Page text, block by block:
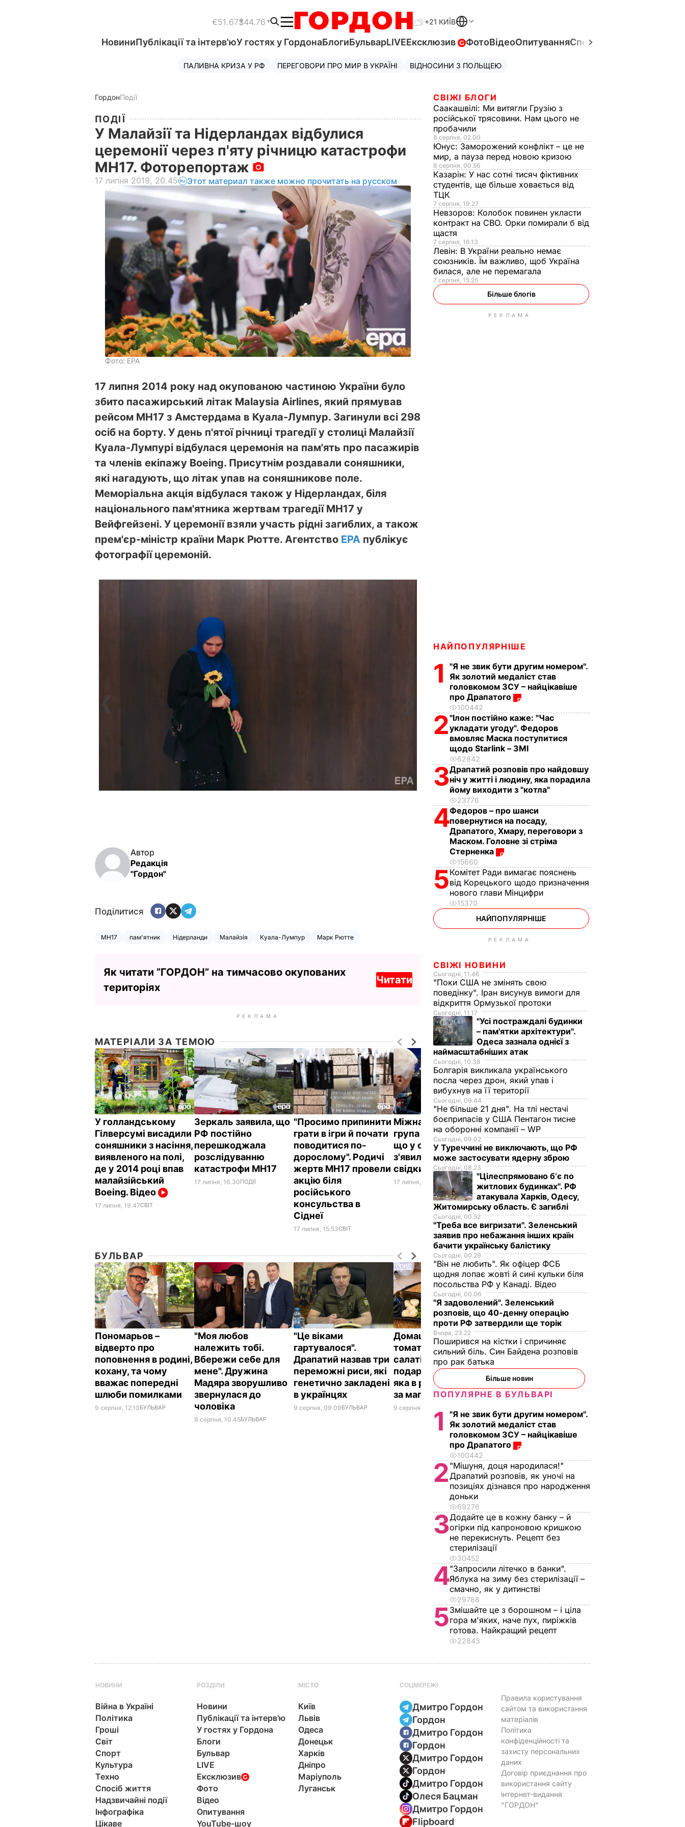
€51.67$44.76 +21 КИЇВ
НовиниПублікації та інтерв'юУ гостях у ГордонаБлогиБульварLIVEЕксклюзив ФотоВідеоОпитуванняСпецпроєкти
ПАЛИВНА КРИЗА У РФ ПЕРЕГОВОРИ ПРО МИР В УКРАЇНІ ВІДНОСИНИ З ПОЛЬЩЕЮ
ГордонПодії
ПОДІЇ
У Малайзії та Нідерландах відбулися
церемонії через п'яту річницю катастрофи
MH17. Фоторепортаж
17 липня 2019, 20.45 Этот материал также можно прочитать на русском
Фото: ЕРА
17 липня 2014 року над окупованою частиною України було
збито пасажирський літак Malaysia Airlines, який прямував
рейсом MH17 з Амстердама в Куала-Лумпур. Загинули всі 298
осіб на борту. У день п'ятої річниці трагедії у столиці Малайзії
Куала-Лумпурі відбулася церемонія на пам'ять про пасажирів
та членів екіпажу Boeing. Присутнім роздавали соняшники,
які нагадують, що літак упав на соняшникове поле.
Меморіальна акція відбулася також у Нідерландах, біля
національного пам'ятника жертвам трагедії MH17 у
Вейфгейзені. У церемонії взяли участь рідні загиблих, а також
прем'єр-міністр країни Марк Рютте. Агентство ЕРА публікує
фотографії церемоній.
❮
Автор
Редакція
"Гордон"
Поділитися
MH17 пам'ятник Нідерланди Малайзія Куала-Лумпур Марк Рютте
Як читати ”ГОРДОН” на тимчасово окупованих
територіях
Читати
РЕКЛАМА
МАТЕРІАЛИ ЗА ТЕМОЮ
У голландському
Гілверсумі висадили
соняшники з насіння,
виявленого на полі,
де у 2014 році впав
малайзійський
Boeing. Відео
17 липня, 19.47СВІТ
Зеркаль заявила, що
РФ постійно
перешкоджала
розслідуванню
катастрофи MH17
17 липня, 16.30ПОДІЇ
"Просимо припинити
грати в ігри й почати
поводитися по-
дорослому". Родичі
жертв MH17 провели
акцію біля
російського
консульства в
Сіднеї
17 липня, 15.53СВІТ
Міжнародна слідча
група повідомила,
що у справі MH17
з'явилися нові
свідки
17 липня, 15.32СВІТ
БУЛЬВАР
Пономарьов –
відверто про
поповнення в родині,
кохану, та чому
вважає попередні
шлюби помилками
9 серпня, 12.10БУЛЬВАР
"Моя любов
належить тобі.
Вбережи себе для
мене". Дружина
Мадяра зворушливо
звернулася до
чоловіка
9 серпня, 10.45БУЛЬВАР
"Це віками
гартувалося".
Драпатий назвав три
переможні риси, які
генетично закладені
в українцях
9 серпня, 09.09БУЛЬВАР
Домашні в’ялені
томати до піци,
салатів і на
подарунок. Закуска,
яка в рази дешевше
за магазинну
9 серпня, 08.39
"Хочеться там
землю цілувати".
Драпатий пригадав
цитату із
радянського фільму
про Україну
СВІЖІ БЛОГИ
Саакашвілі: Ми витягли Грузію з
російської трясовини. Нам цього не
пробачили
8 серпня, 02.00
Юнус: Заморожений конфлікт – це не
мир, а пауза перед новою кризою
8 серпня, 00.56
Казарін: У нас сотні тисяч фіктивних
студентів, ще більше ховається від
ТЦК
7 серпня, 19.27
Невзоров: Колобок повинен укласти
контракт на СВО. Орки помирали б від
щастя
7 серпня, 16.13
Левін: В України реально немає
союзників. Їм важливо, щоб Україна
билася, але не перемагала
7 серпня, 15.25
Більше блогів
РЕКЛАМА
НАЙПОПУЛЯРНІШЕ
1
"Я не звик бути другим номером".
Як золотий медаліст став
головкомом ЗСУ – найцікавіше
про Драпатого
100442
2"Ілон постійно каже: "Час
укладати угоду". Федоров
вмовляє Маска поступитися
щодо Starlink – ЗМІ
62842
3Драпатий розповів про найдовшу
ніч у житті і людину, яка порадила
йому виходити з "котла"
23776
4Федоров – про шанси
повернутися на посаду,
Драпатого, Хмару, переговори з
Маском. Головне зі стріма
Стерненка
15660
5Комітет Ради вимагає пояснень
від Корецького щодо призначення
нового глави Мінцифри
15370
НАЙПОПУЛЯРНІШЕ
РЕКЛАМА
СВІЖІ НОВИНИ
Сьогодні, 11.46
"Поки США не змінять свою
поведінку". Іран висунув вимоги для
відкриття Ормузької протоки
Сьогодні, 11.17
"Усі постраждалі будинки
– пам'ятки архітектури".
Одеса зазнала однієї з
наймасштабніших атак
Сьогодні, 10.38
Болгарія викликала українського
посла через дрон, який упав і
вибухнув на її території
Сьогодні, 09.44
"Не більше 21 дня". На тлі нестачі
боєприпасів у США Пентагон тисне
на оборонні компанії – WP
Сьогодні, 09.02
У Туреччині не виключають, що РФ
може застосувати ядерну зброю
Сьогодні, 08.23
"Цілеспрямовано бʼє по
житлових будинках". РФ
атакувала Харків, Одесу,
Житомирську область. Є загиблі
Сьогодні, 00.52
"Треба все вигризати". Зеленський
заявив про небажання інших країн
бачити українську балістику
Сьогодні, 00.29
"Він не любить". Як офіцер ФСБ
щодня лопає жовті й сині кульки біля
посольства РФ у Канаді. Відео
Сьогодні, 00.06
"Я задоволений". Зеленський
розповів, що 40-денну операцію
проти РФ затвердили ще торік
Вчора, 23.22
Поширився на кістки і спричиняє
сильний біль. Син Байдена розповів
про рак батька
Більше новин
ПОПУЛЯРНЕ В БУЛЬВАРІ
1
"Я не звик бути другим номером".
Як золотий медаліст став
головкомом ЗСУ – найцікавіше
про Драпатого
100442
2 "Мішуня, доця народилася!"
Драпатий розповів, як уночі на
позиціях дізнався про народження
доньки
69276
3Додайте це в кожну банку – й
огірки під капроновою кришкою
не перекиснуть. Рецепт без
стерилізації
30452
4"Запросили літечко в банки".
Яблука на зиму без стерилізації –
смачно, як у дитинстві
29788
5Змішайте це з борошном – і ціла
гора м'яких, наче пух, пиріжків
готова. Найкращий рецепт
22843
НОВИНИ
Війна в Україні
Політика
Гроші
Світ
Спорт
Культура
Техно
Спосіб життя
Надзвичайні події
Інфографіка
Цікаве
РОЗДІЛИ
Новини
Публікації та інтерв'ю
У гостях у Гордона
Блоги
Бульвар
LIVE
Ексклюзив
Фото
Відео
Опитування
YouTube-шоу
МІСТО
Київ
Львів
Одеса
Донецьк
Харків
Дніпро
Маріуполь
Луганськ
СОЦМЕРЕЖІ
Дмитро Гордон
Гордон
Дмитро Гордон
Гордон
Дмитро Гордон
Гордон
Дмитро Гордон
Олеся Бацман
Дмитро Гордон
Flipboard
Правила користування
сайтом та використання
матеріалів
Політика
конфіденційності та
захисту персональних
даних
Договір приєднання про
використання сайту
інтернет-видання
"ГОРДОН"